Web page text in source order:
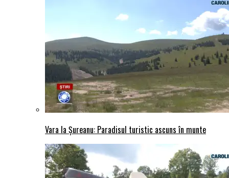
Vara la Șureanu: Paradisul turistic ascuns în munte